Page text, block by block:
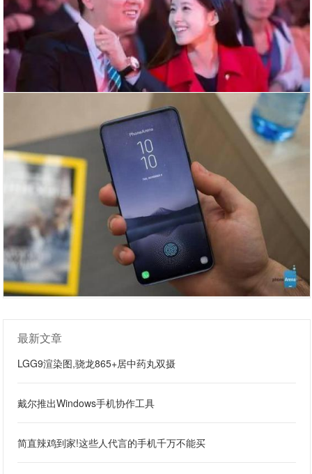
最新文章
LGG9渲染图,骁龙865+居中药丸双摄
戴尔推出Windows手机协作工具
简直辣鸡到家!这些人代言的手机千万不能买